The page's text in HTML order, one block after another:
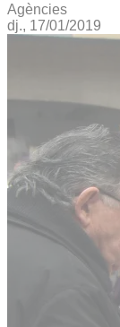
Agències
dj., 17/01/2019